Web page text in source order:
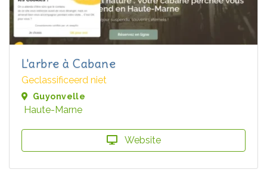
L'arbre à Cabane
Geclassificeerd niet
Guyonvelle
Haute-Marne
Website